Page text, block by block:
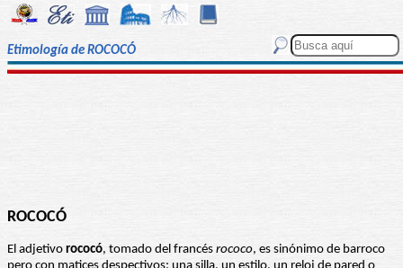
Etimología de ROCOCÓ
ROCOCÓ
El adjetivo rococó, tomado del francés rococo, es sinónimo de barroco